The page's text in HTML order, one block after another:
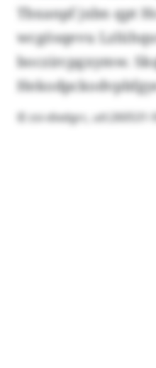
Tbxanpf jxbn qpt
wcgösqevu
boczircpgxymw.
© zsi-dixdgrc, utl:260531-